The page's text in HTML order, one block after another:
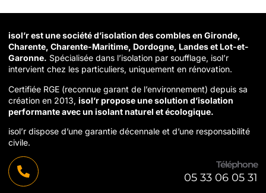
isol’r est une société d’isolation des combles en Gironde,
Charente, Charente-Maritime, Dordogne, Landes et Lot-et-
Garonne. Spécialisée dans l’isolation par soufflage, isol’r
intervient chez les particuliers, uniquement en rénovation.
Certifiée RGE (reconnue garant de l’environnement) depuis sa
création en 2013, isol’r propose une solution d’isolation
performante avec un isolant naturel et écologique.
isol’r dispose d’une garantie décennale et d’une responsabilité
civile.
Téléphone
05 33 06 05 31